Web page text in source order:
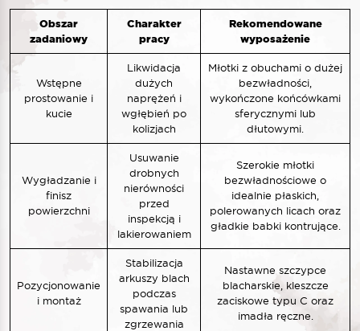
Obszar
zadaniowy
Charakter
pracy
Rekomendowane
wyposażenie
Wstępne
prostowanie i
kucie
Likwidacja
dużych
naprężeń i
wgłębień po
kolizjach
Młotki z obuchami o dużej
bezwładności,
wykończone końcówkami
sferycznymi lub
dłutowymi.
Wygładzanie i
finisz
powierzchni
Usuwanie
drobnych
nierówności
przed
inspekcją i
lakierowaniem
Szerokie młotki
bezwładnościowe o
idealnie płaskich,
polerowanych licach oraz
gładkie babki kontrujące.
Pozycjonowanie
i montaż
Stabilizacja
arkuszy blach
podczas
spawania lub
zgrzewania
Nastawne szczypce
blacharskie, kleszcze
zaciskowe typu C oraz
imadła ręczne.